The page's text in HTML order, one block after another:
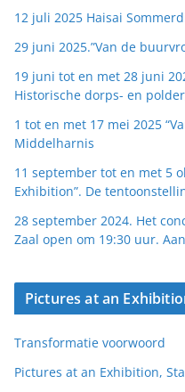
12 juli 2025 Haisai
29 juni 2025.”Van de
19 juni tot en met 28 juni
Historische dorps- en
1 tot en met 17 mei 2025
Middelharnis
11 september tot en met 5
Exhibition”. De
28 september 2024. Het
Zaal open om 19:30 uur.
Pictures at an
Transformatie voorwoord
Pictures at an Exhibition,